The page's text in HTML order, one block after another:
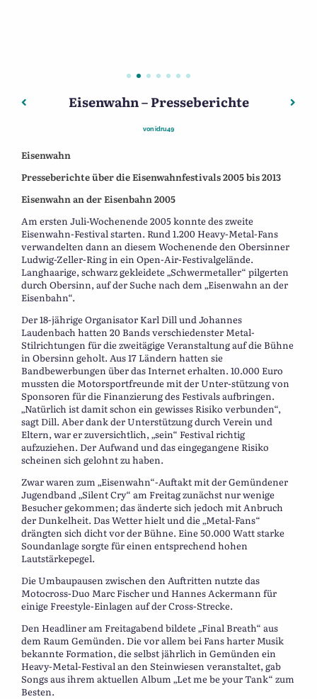
Beitragsnavigation
Vorheriger: Eisenwahn – Geschichte eines Metal-
Eisenwahn – Presseberichte
von idru49
Eisenwahn
Presseberichte über die Eisenwahnfestivals 2005 bis 2013
Eisenwahn an der Eisenbahn 2005
Am ersten Juli-Wochenende 2005 konnte des zweite
Eisenwahn-Festival starten. Rund 1.200 Heavy-Metal-Fans
verwandelten dann an diesem Wochenende den Obersinner
Ludwig-Zeller-Ring in ein Open-Air-Festivalgelände.
Langhaarige, schwarz gekleidete „Schwermetaller“ pilgerten
durch Obersinn, auf der Suche nach dem „Eisenwahn an der
Eisenbahn“.
Der 18-jährige Organisator Karl Dill und Johannes
Laudenbach hatten 20 Bands verschiedenster Metal-
Stilrichtungen für die zweitägige Veranstaltung auf die Bühne
in Obersinn geholt. Aus 17 Ländern hatten sie
Bandbewerbungen über das Internet erhalten. 10.000 Euro
mussten die Motorsportfreunde mit der Unter-stützung von
Sponsoren für die Finanzierung des Festivals aufbringen.
„Natürlich ist damit schon ein gewisses Risiko verbunden“,
sagt Dill. Aber dank der Unterstützung durch Verein und
Eltern, war er zuversichtlich, „sein“ Festival richtig
aufzuziehen. Der Aufwand und das eingegangene Risiko
scheinen sich gelohnt zu haben.
Zwar waren zum „Eisenwahn“-Auftakt mit der Gemündener
Jugendband „Silent Cry“ am Freitag zunächst nur wenige
Besucher gekommen; das änderte sich jedoch mit Anbruch
der Dunkelheit. Das Wetter hielt und die „Metal-Fans“
drängten sich dicht vor der Bühne. Eine 50.000 Watt starke
Soundanlage sorgte für einen entsprechend hohen
Lautstärkepegel.
Die Umbaupausen zwischen den Auftritten nutzte das
Motocross-Duo Marc Fischer und Hannes Ackermann für
einige Freestyle-Einlagen auf der Cross-Strecke.
Den Headliner am Freitagabend bildete „Final Breath“ aus
dem Raum Gemünden. Die vor allem bei Fans harter Musik
bekannte Formation, die selbst jährlich in Gemünden ein
Heavy-Metal-Festival an den Steinwiesen veranstaltet, gab
Songs aus ihrem aktuellen Album „Let me be your Tank“ zum
Besten.